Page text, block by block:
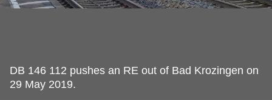
DB 146 112 pushes an RE out of Bad Krozingen on
29 May 2019.